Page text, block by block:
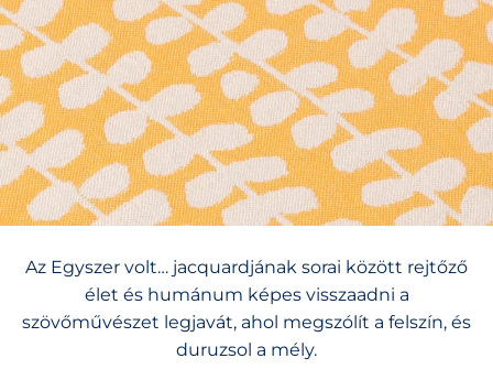
Az Egyszer volt… jacquardjának sorai között rejtőző
élet és humánum képes visszaadni a
szövőművészet legjavát, ahol megszólít a felszín, és
duruzsol a mély.